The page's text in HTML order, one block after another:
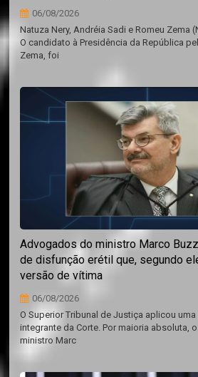
06/08/2026
Natuza Nery, Andréia Sadi e Romeu Zema
O candidato à Presidência da República
Zema, foi
Advogados do ministro Marco
de disfunção erétil que, segundo
versão de vítima
06/08/2026
O Superior Tribunal de Justiça aplicou
integrante da Corte. Por maioria absoluta,
ministro Marc